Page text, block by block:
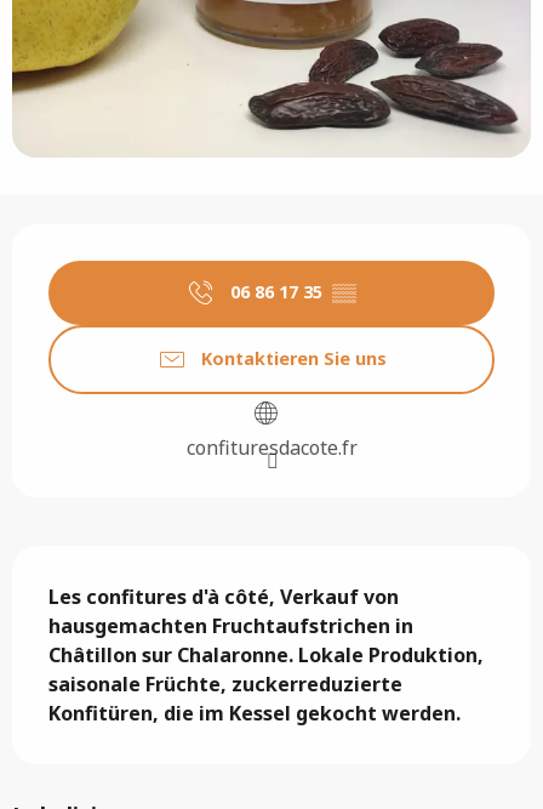
06 86 17 35 ▒▒
Kontaktieren Sie uns
confituresdacote.fr
Les confitures d'à côté, Verkauf von
hausgemachten Fruchtaufstrichen in
Châtillon sur Chalaronne. Lokale Produktion,
saisonale Früchte, zuckerreduzierte
Konfitüren, die im Kessel gekocht werden.